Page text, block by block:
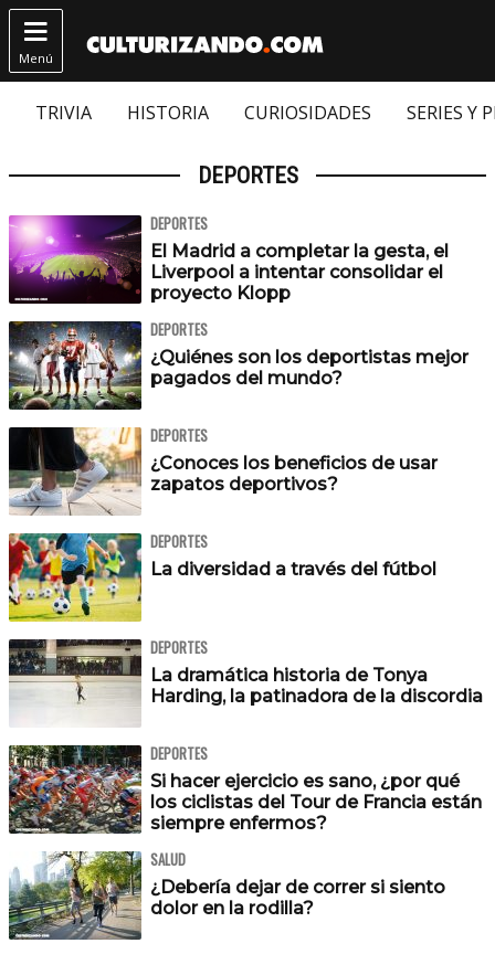

Menú
TRIVIA HISTORIA CURIOSIDADES SERIES Y
DEPORTES
DEPORTES
El Madrid a completar la gesta, el
Liverpool a intentar consolidar el
proyecto Klopp
DEPORTES
¿Quiénes son los deportistas mejor
pagados del mundo?
DEPORTES
¿Conoces los beneficios de usar
zapatos deportivos?
DEPORTES
La diversidad a través del fútbol
DEPORTES
La dramática historia de Tonya
Harding, la patinadora de la discordia
DEPORTES
Si hacer ejercicio es sano, ¿por qué
los ciclistas del Tour de Francia están
siempre enfermos?
SALUD
¿Debería dejar de correr si siento
dolor en la rodilla?